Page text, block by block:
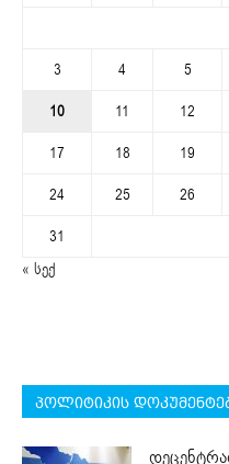
3
4 5
10
11 12
17
18 19
24
25 26
31
« სექ
პოლიტიკის